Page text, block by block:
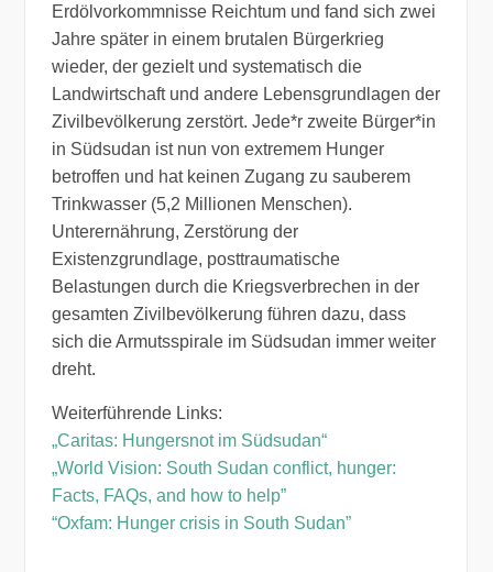
Erdölvorkommnisse Reichtum und fand sich zwei
Jahre später in einem brutalen Bürgerkrieg
wieder, der gezielt und systematisch die
Landwirtschaft und andere Lebensgrundlagen der
Zivilbevölkerung zerstört. Jede*r zweite Bürger*in
in Südsudan ist nun von extremem Hunger
betroffen und hat keinen Zugang zu sauberem
Trinkwasser (5,2 Millionen Menschen).
Unterernährung, Zerstörung der
Existenzgrundlage, posttraumatische
Belastungen durch die Kriegsverbrechen in der
gesamten Zivilbevölkerung führen dazu, dass
sich die Armutsspirale im Südsudan immer weiter
dreht.
Weiterführende Links:
„Caritas: Hungersnot im Südsudan“
„World Vision: South Sudan conflict, hunger:
Facts, FAQs, and how to help”
“Oxfam: Hunger crisis in South Sudan”